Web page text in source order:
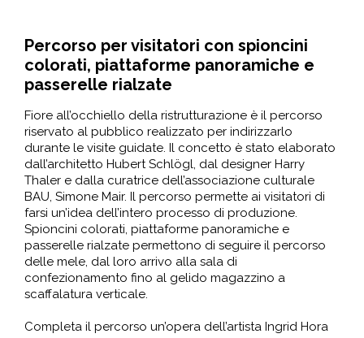
Percorso per visitatori con spioncini
colorati, piattaforme panoramiche e
passerelle rialzate
Fiore all’occhiello della ristrutturazione è il percorso
riservato al pubblico realizzato per indirizzarlo
durante le visite guidate. Il concetto è stato elaborato
dall’architetto Hubert Schlögl, dal designer Harry
Thaler e dalla curatrice dell’associazione culturale
BAU, Simone Mair. Il percorso permette ai visitatori di
farsi un’idea dell’intero processo di produzione.
Spioncini colorati, piattaforme panoramiche e
passerelle rialzate permettono di seguire il percorso
delle mele, dal loro arrivo alla sala di
confezionamento fino al gelido magazzino a
scaffalatura verticale.
Completa il percorso un’opera dell’artista Ingrid Hora